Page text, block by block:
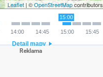
Leaflet | ©OpenStreetMapcontributors
15:00
15:45
15:00
14:45
14:00
Detail mapy